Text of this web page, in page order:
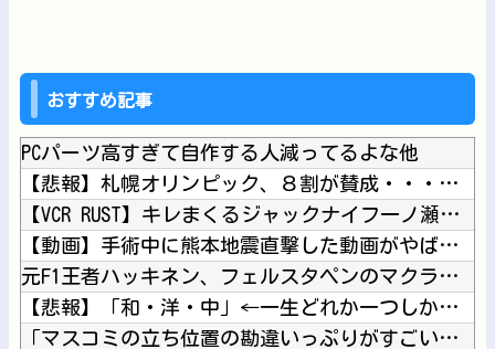
おすすめ記事
PCパーツ高すぎて自作する人減ってるよな他
【悲報】札幌オリンピック、８割が賛成・・・・他
【VCR RUST】キレまくるジャックナイフ一ノ瀬うるはｗｗ...
【動画】手術中に熊本地震直撃した動画がやばすぎると話題に・・...
元F1王者ハッキネン、フェルスタペンのマクラーレン加入の噂に...
【悲報】「和・洋・中」←一生どれか一つしか食えないとしたら？...
「マスコミの立ち位置の勘違いっぷりがすごい」と報ステ大越キャ...